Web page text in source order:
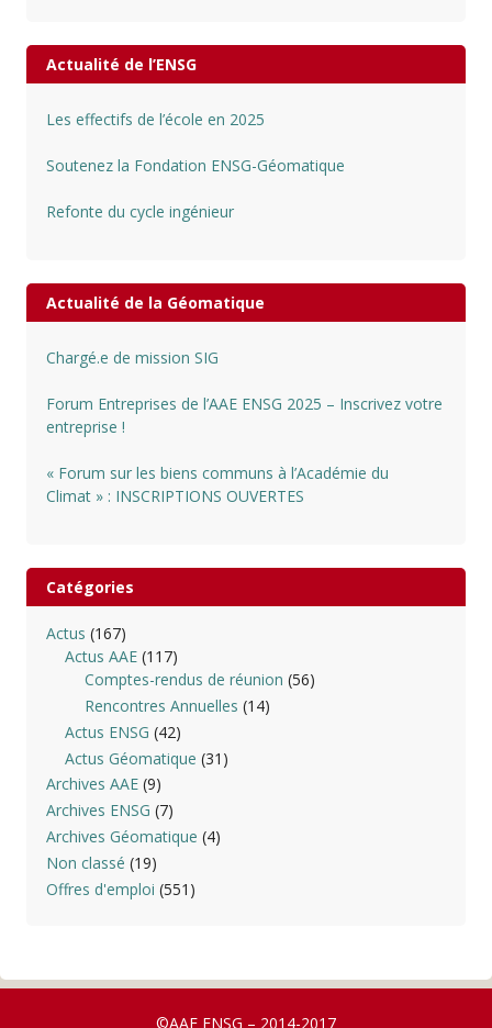
Actualité de l’ENSG
Les effectifs de l’école en 2025
Soutenez la Fondation ENSG-Géomatique
Refonte du cycle ingénieur
Actualité de la Géomatique
Chargé.e de mission SIG
Forum Entreprises de l’AAE ENSG 2025 – Inscrivez votre
entreprise !
« Forum sur les biens communs à l’Académie du
Climat » : INSCRIPTIONS OUVERTES
Catégories
Actus (167)
Actus AAE (117)
Comptes-rendus de réunion (56)
Rencontres Annuelles (14)
Actus ENSG (42)
Actus Géomatique (31)
Archives AAE(9)
Archives ENSG (7)
Archives Géomatique (4)
Non classé (19)
Offres d'emploi (551)
©AAE ENSG – 2014-2017